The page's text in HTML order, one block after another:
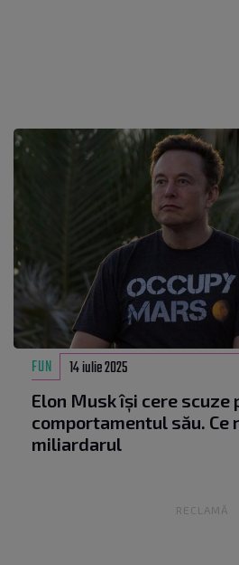
FUN 14 iulie 2025
Elon Musk își cere scuze
comportamentul său. Ce
miliardarul
RECLAMĂ